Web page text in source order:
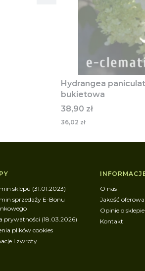
Hydrangea
bukietowa
Cena
38,90 zł
36,02 zł
w stopce
sklepu (31.01.2023)
sprzedaży E-Bonu
prywatności (18.03.2026)
plików cookies
i zwroty
O nas
Jakość
Opinie o sklepie
Kontakt